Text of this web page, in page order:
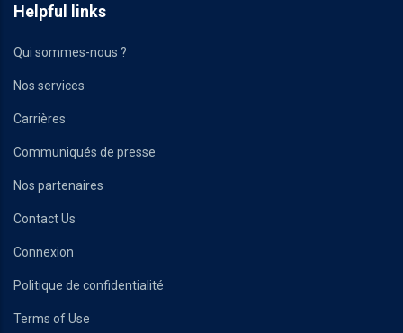
Helpful links
Qui sommes-nous ?
Nos services
Carrières
Communiqués de presse
Nos partenaires
Contact Us
Connexion
Politique de confidentialité
Terms of Use